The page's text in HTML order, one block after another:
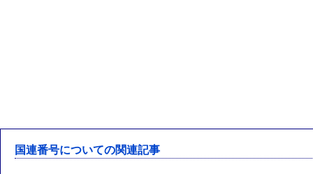
国連番号についての関連記事